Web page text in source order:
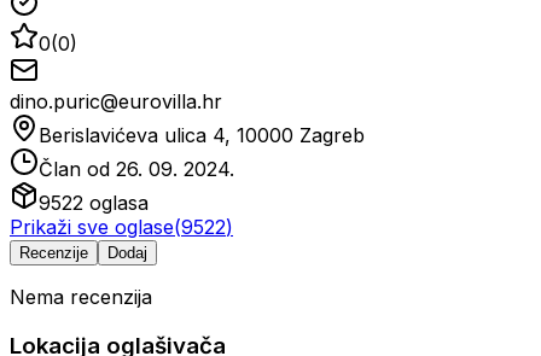
0(0)
dino.puric@eurovilla.hr
Berislavićeva ulica 4, 10000 Zagreb
Član od 26. 09. 2024.
9522 oglasa
Prikaži sve oglase(9522)
Recenzije Dodaj
Nema recenzija
Lokacija oglašivača